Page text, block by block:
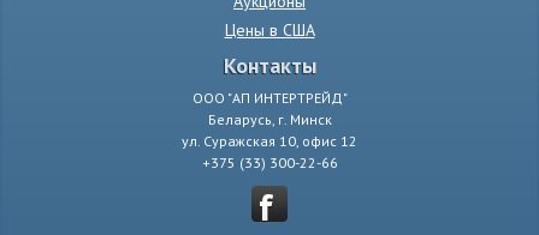
Цены в США
Контакты
ООО "АП ИНТЕРТРЕЙД"
Беларусь, г. Минск
ул. Суражская 10, офис 12
+375 (33) 300-22-66